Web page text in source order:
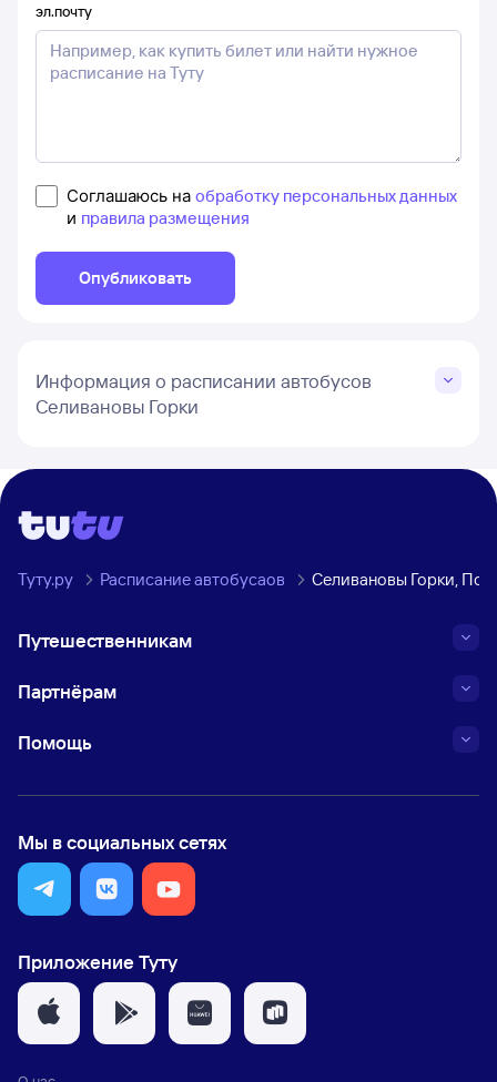
эл.почту
Соглашаюсь на обработку персональных данных
и правила размещения
Опубликовать
Информация о расписании автобусов
Селивановы Горки
Туту.ру Расписание автобусаов Селивановы Горки,
Путешественникам
Партнёрам
Помощь
Мы в социальных сетях
Приложение Туту